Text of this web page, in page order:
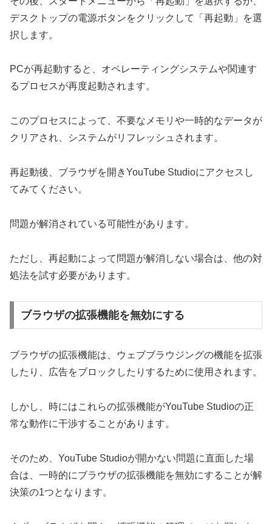
デスクトップの電源ボタンをクリックして「再起動」を選
択します。
PCが再起動すると、オペレーティングシステムや関連す
るプロセスが再度起動されます。
このプロセスによって、不要なメモリや一時的なデータが
クリアされ、システムがリフレッシュされます。
再起動後、ブラウザを開きYouTube Studioにアクセスし
てみてください。
問題が解消されている可能性があります。
ただし、再起動によって問題が解消しない場合は、他の対
処法を試す必要があります。
ブラウザの拡張機能を無効にする
ブラウザの拡張機能は、ウェブブラウジングの機能を拡張
したり、広告をブロックしたりするために使用されます。
しかし、時にはこれらの拡張機能がYouTube Studioの正
常な動作に干渉することがあります。
そのため、YouTube Studioが開かない問題に直面した場
合は、一時的にブラウザの拡張機能を無効にすることが解
決策の1つとなります。